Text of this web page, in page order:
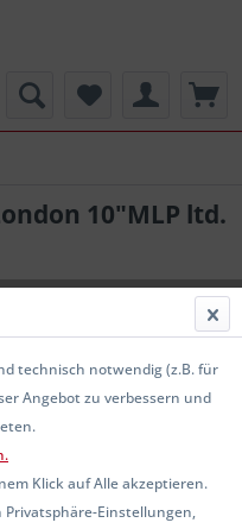
10"MLP ltd.
technisch notwendig (z.B. für
Angebot zu verbessern und
Klick auf Alle akzeptieren.
Einstellungen,